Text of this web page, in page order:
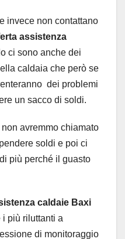
invece non contattano
assistenza
ci sono anche dei
caldaia che però se
dei problemi
un sacco di soldi.
avremmo chiamato
soldi e poi ci
più perché il guasto
caldaie Baxi
più riluttanti a
di monitoraggio